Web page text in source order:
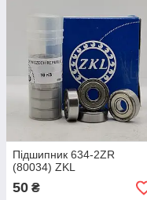
Підшипник 634-2ZR
(80034) ZKL
50 ₴